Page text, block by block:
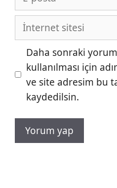
posta
İnternet
sitesi
Daha sonraki
kullanılması için
ve site adresim bu
kaydedilsin.